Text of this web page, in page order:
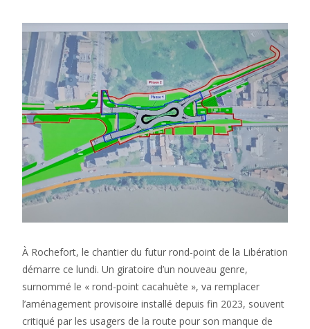
À Rochefort, le chantier du futur rond-point de la Libération
démarre ce lundi. Un giratoire d’un nouveau genre,
surnommé le « rond-point cacahuète », va remplacer
l’aménagement provisoire installé depuis fin 2023, souvent
critiqué par les usagers de la route pour son manque de